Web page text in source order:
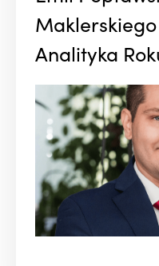
Maklerskiego
Analityka